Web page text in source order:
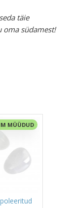
täie
oma südamest!
MÜÜDUD